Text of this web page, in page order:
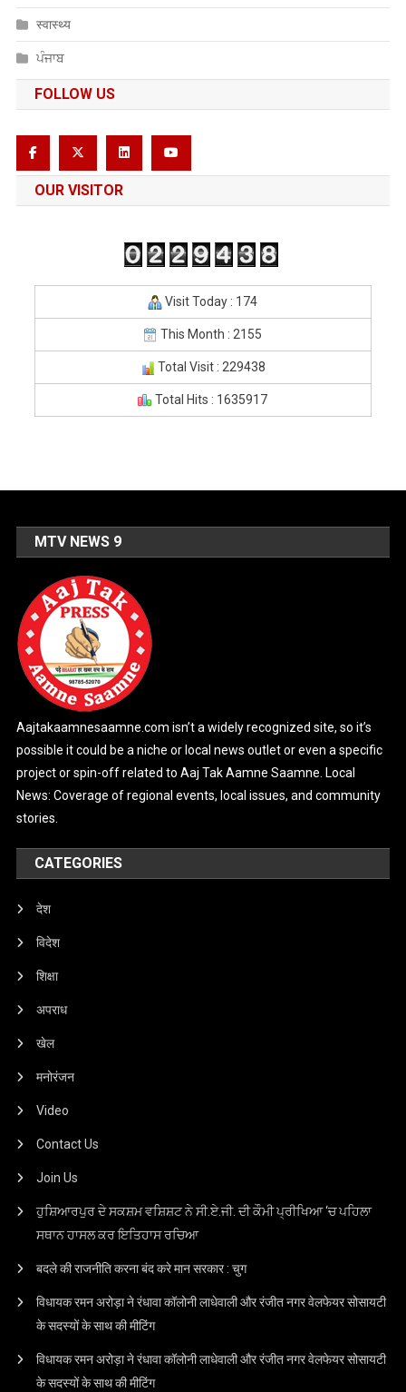
स्वास्थ्य
ਪੰਜਾਬ
FOLLOW US
OUR VISITOR
Visit Today : 174
This Month : 2155
Total Visit : 229438
Total Hits : 1635917
MTV NEWS 9
Aajtakaamnesaamne.com isn’t a widely recognized site, so it’s
possible it could be a niche or local news outlet or even a specific
project or spin-off related to Aaj Tak Aamne Saamne. Local
News: Coverage of regional events, local issues, and community
stories.
CATEGORIES
देश
विदेश
शिक्षा
अपराध
खेल
मनोरंजन
Video
Contact Us
Join Us
ਹੁਸ਼ਿਆਰਪੁਰ ਦੇ ਸਕਸ਼ਮ ਵਸ਼ਿਸ਼ਟ ਨੇ ਸੀ.ਏ.ਜੀ. ਦੀ ਕੌਮੀ ਪ੍ਰੀਖਿਆ ‘ਚ ਪਹਿਲਾ
ਸਥਾਨ ਹਾਸਲ ਕਰ ਇਤਿਹਾਸ ਰਚਿਆ
बदले की राजनीति करना बंद करे मान सरकार : चुग
विधायक रमन अरोड़ा ने रंधावा कॉलोनी लाधेवाली और रंजीत नगर वेलफेयर सोसायटी
के सदस्यों के साथ की मीटिंग
विधायक रमन अरोड़ा ने रंधावा कॉलोनी लाधेवाली और रंजीत नगर वेलफेयर सोसायटी
के सदस्यों के साथ की मीटिंग